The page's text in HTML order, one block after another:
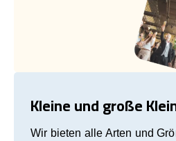
Kleine und große
Wir bieten alle Arten und